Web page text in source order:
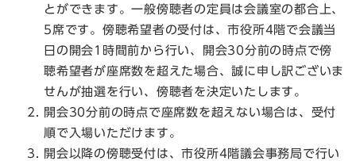
とができます。一般傍聴者の定員は会議室の都合上、
5席です。傍聴希望者の受付は、市役所4階で会議当
日の開会1時間前から行い、開会30分前の時点で傍
聴希望者が座席数を超えた場合、誠に申し訳ございま
せんが抽選を行い、傍聴者を決定いたします。
開会30分前の時点で座席数を超えない場合は、受付
順で入場いただけます。
開会以降の傍聴受付は、市役所4階議会事務局で行い